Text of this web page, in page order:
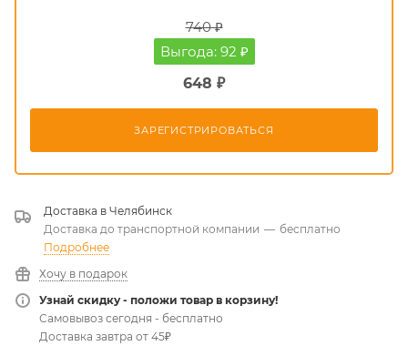
740 ₽
Выгода: 92 ₽
648 ₽
ЗАРЕГИСТРИРОВАТЬСЯ
Доставка в Челябинск
Доставка до транспортной компании — бесплатно
Подробнее
Хочу в подарок
Узнай скидку - положи товар в корзину!
Самовывоз сегодня - бесплатно
Доставка завтра от 45₽